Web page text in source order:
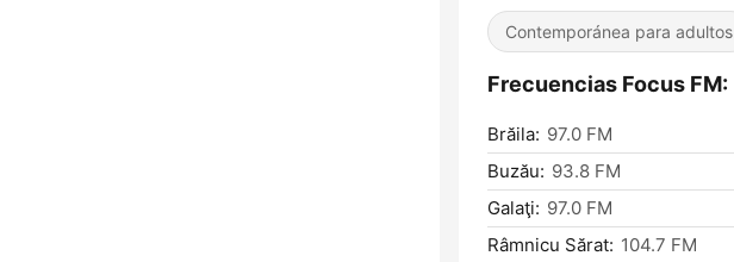
Contemporánea para adultos
Frecuencias Focus FM:
Brăila: 97.0 FM
Buzău: 93.8 FM
Galaţi: 97.0 FM
Râmnicu Sărat: 104.7 FM